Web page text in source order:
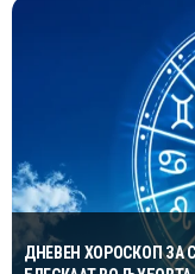
ДНЕВЕН ХОРОСКОП ЗА